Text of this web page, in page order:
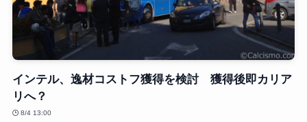
インテル、逸材コストフ獲得を検討 獲得後即カリア
リへ？
8/4 13:00